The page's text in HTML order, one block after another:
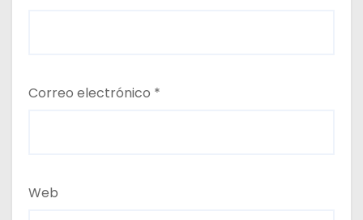
Correo electrónico *
Web